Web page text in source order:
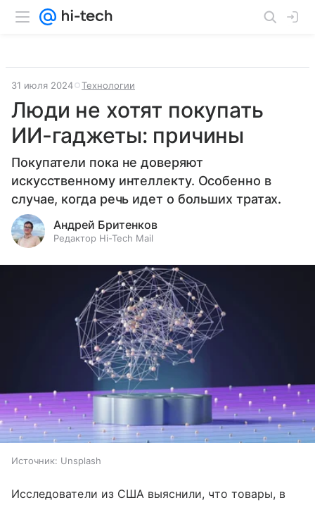
31 июля 2024 Технологии
Люди не хотят покупать
ИИ-гаджеты: причины
Покупатели пока не доверяют
искусственному интеллекту. Особенно в
случае, когда речь идет о больших тратах.
Андрей Бритенков
Редактор Hi-Tech Mail
Источник: Unsplash
Исследователи из США выяснили, что товары, в